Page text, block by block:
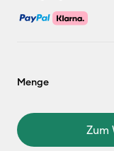
Menge
Zum